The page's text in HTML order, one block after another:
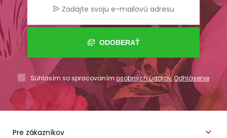
ODOBERAŤ
Súhlasím so spracovaním osobných údajov,Odhlásenie
Pre zákazníkov